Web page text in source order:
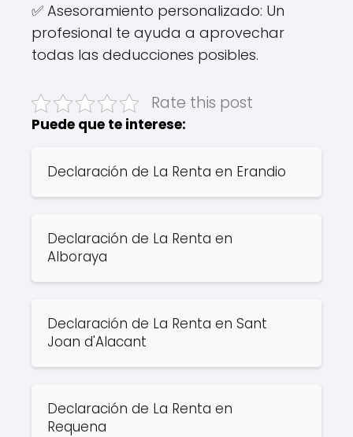
✅ Asesoramiento personalizado: Un
profesional te ayuda a aprovechar
todas las deducciones posibles.
Rate this post
Puede que te interese:
Declaración de La Renta en Erandio
Declaración de La Renta en
Alboraya
Declaración de La Renta en Sant
Joan d'Alacant
Declaración de La Renta en
Requena